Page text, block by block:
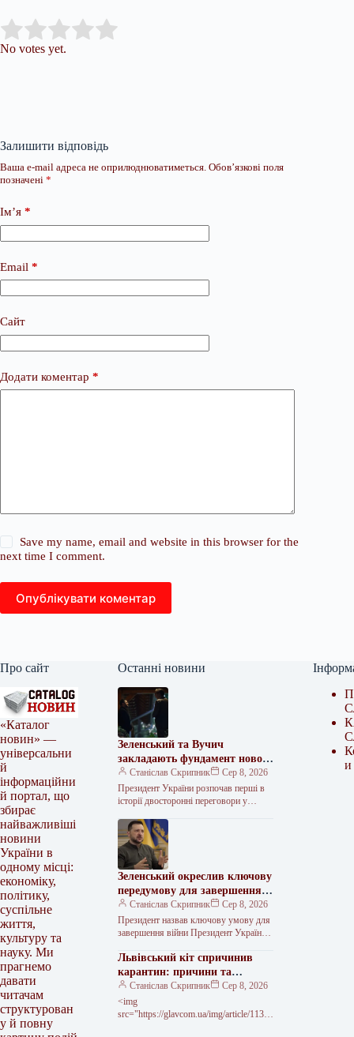
Rate this item:
No votes yet.
Залишити відповідь
Ваша e-mail адреса не оприлюднюватиметься. Обов’язкові поля
позначені *
Ім’я *
Email *
Сайт
Додати коментар *
Save my name, email and website in this browser for the
next time I comment.
Опублікувати коментар
Про сайт
«Каталог
новин» —
універсальни
й
інформаційни
й портал, що
збирає
найважливіші
новини
України в
одному місці:
економіку,
політику,
суспільне
життя,
культуру та
науку. Ми
прагнемо
давати
читачам
структурован
у й повну
Останні новини
Зеленський та Вучич
закладають фундамент нової
співпраці
Станіслав Скрипник
Сер 8, 2026
Президент України розпочав перші в
історії двосторонні переговори у
Зеленський 7 серпня прибув із
офіційним візитом…
Зеленський окреслив ключову
передумову для завершення
війни після рішення Сенату
США
Станіслав Скрипник
Сер 8, 2026
Президент назвав ключову умову для
завершення війни Президент України
підтримку ухваленому Сенатом США
законопроєкту, спрямованому на
Львівський кіт спричинив
карантин: причини та
наслідки
Станіслав Скрипник
Сер 8, 2026
<img
src="https://glavcom.ua/img/article/11356
и